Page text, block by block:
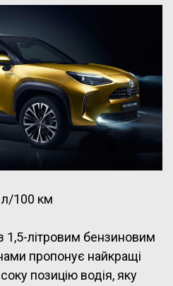
л/100 км
1,5-літровим бензиновим
пропонує найкращі
позицію водія, яку